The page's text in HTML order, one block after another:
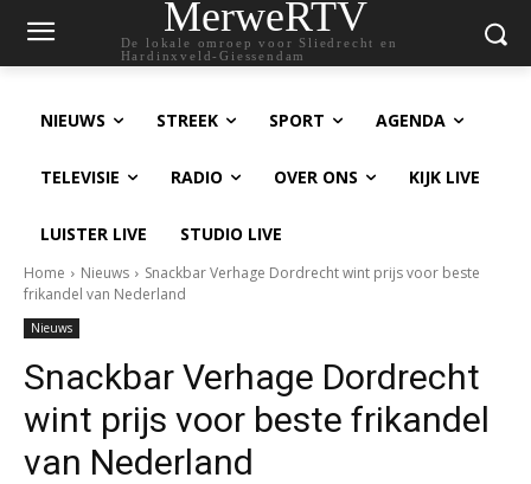
MerweRTV
De lokale omroep voor Sliedrecht en
Hardinxveld-Giessendam
NIEUWS STREEK SPORT AGENDA
TELEVISIE RADIO OVER ONS KIJK LIVE
LUISTER LIVE STUDIO LIVE
Home Nieuws
Snackbar Verhage Dordrecht wint prijs voor beste
frikandel van Nederland
Nieuws
Snackbar Verhage Dordrecht
wint prijs voor beste frikandel
van Nederland